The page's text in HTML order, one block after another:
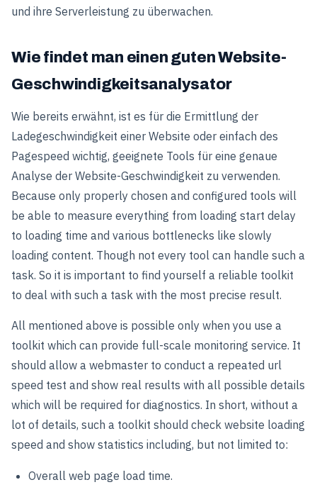
und ihre Serverleistung zu überwachen.
Wie findet man einen guten Website-
Geschwindigkeitsanalysator
Wie bereits erwähnt, ist es für die Ermittlung der
Ladegeschwindigkeit einer Website oder einfach des
Pagespeed wichtig, geeignete Tools für eine genaue
Analyse der Website-Geschwindigkeit zu verwenden.
Because only properly chosen and configured tools will
be able to measure everything from loading start delay
to loading time and various bottlenecks like slowly
loading content. Though not every tool can handle such a
task. So it is important to find yourself a reliable toolkit
to deal with such a task with the most precise result.
All mentioned above is possible only when you use a
toolkit which can provide full-scale monitoring service. It
should allow a webmaster to conduct a repeated url
speed test and show real results with all possible details
which will be required for diagnostics. In short, without a
lot of details, such a toolkit should check website loading
speed and show statistics including, but not limited to:
Overall web page load time.